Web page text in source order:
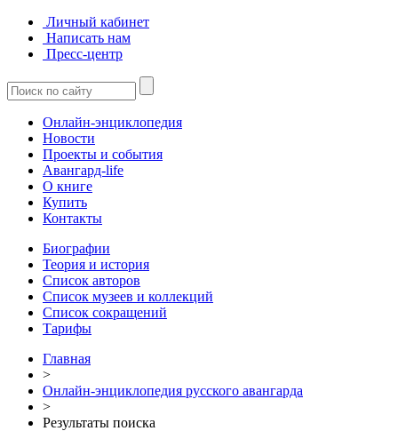
Личный кабинет
Написать нам
Пресс-центр
Онлайн-энциклопедия
Новости
Проекты и события
Авангард-life
О книге
Купить
Контакты
Биографии
Теория и история
Список авторов
Список музеев и коллекций
Список сокращений
Тарифы
Главная
>
Онлайн-энциклопедия русского авангарда
>
Результаты поиска